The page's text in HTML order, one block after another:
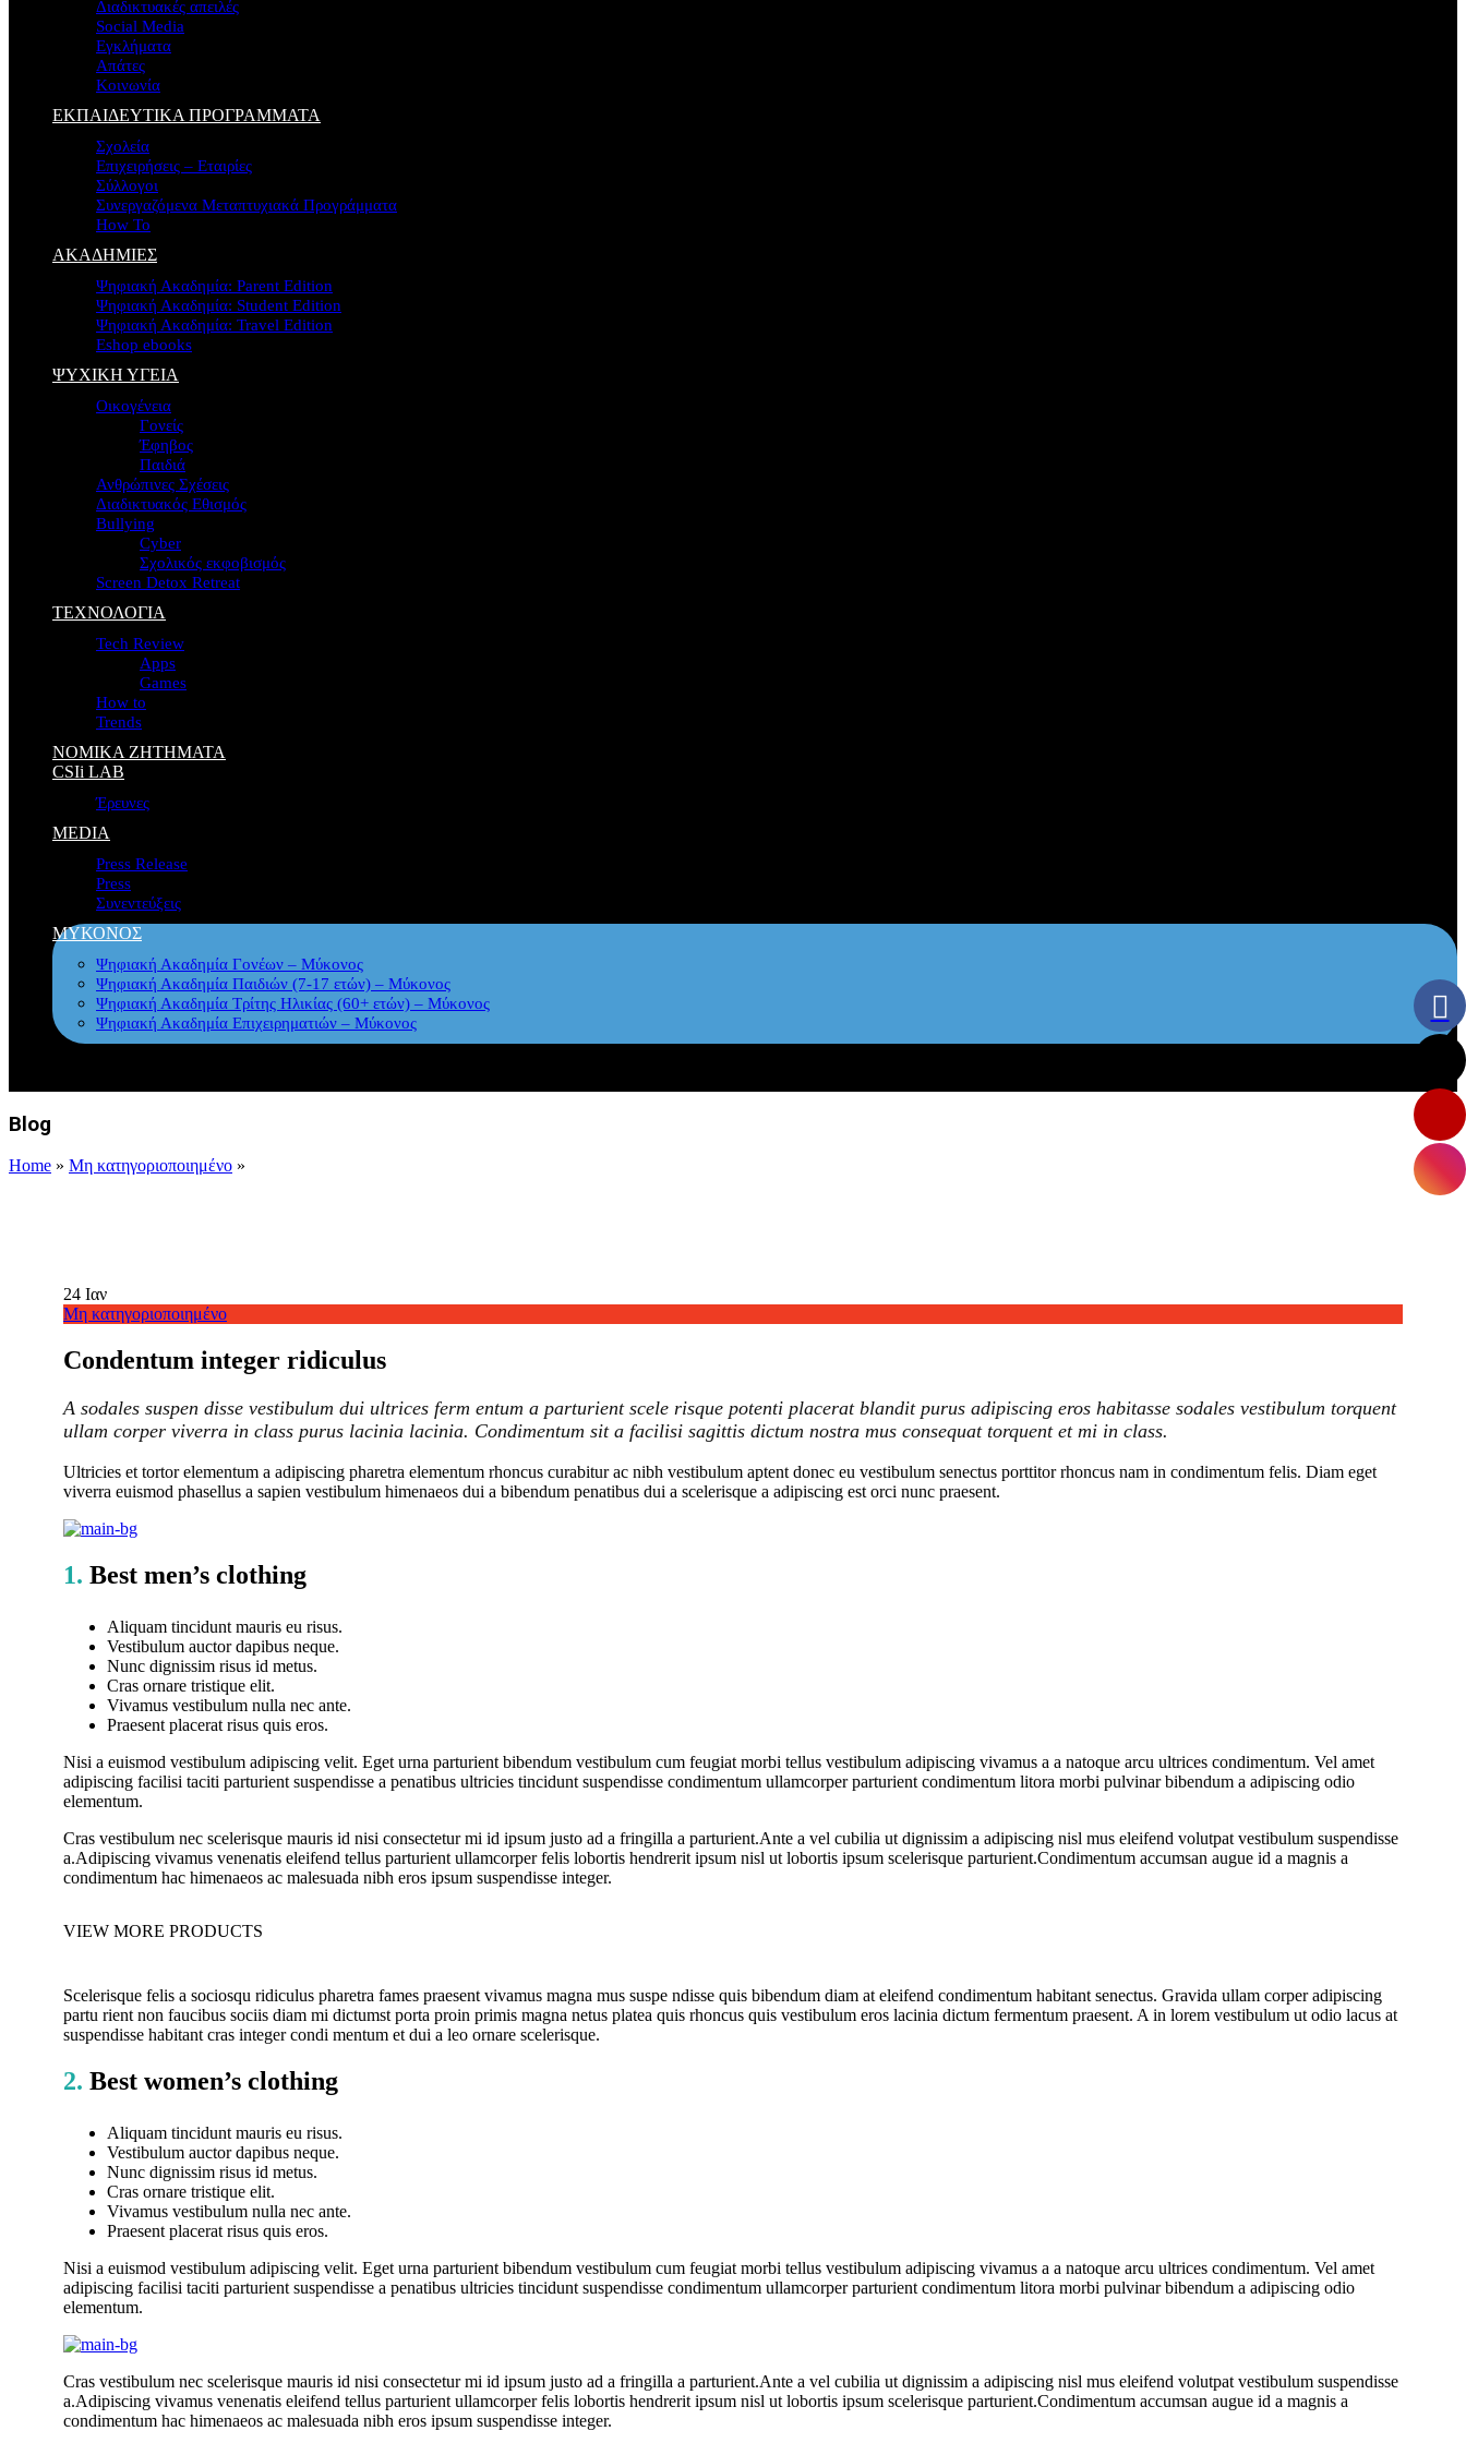
Διαδικτυακές απειλές
Social Media
Εγκλήματα
Απάτες
Κοινωνία
ΕΚΠΑΙΔΕΥΤΙΚΑ ΠΡΟΓΡΑΜΜΑΤΑ
Σχολεία
Επιχειρήσεις – Εταιρίες
Σύλλογοι
Συνεργαζόμενα Μεταπτυχιακά Προγράμματα
How To
ΑΚΑΔΗΜΙΕΣ
Ψηφιακή Ακαδημία: Parent Edition
Ψηφιακή Ακαδημία: Student Edition
Ψηφιακή Ακαδημία: Travel Edition
Eshop ebooks
ΨΥΧΙΚΗ ΥΓΕΙΑ
Οικογένεια
Γονείς
Έφηβος
Παιδιά
Ανθρώπινες Σχέσεις
Διαδικτυακός Εθισμός
Bullying
Cyber
Σχολικός εκφοβισμός
Screen Detox Retreat
ΤΕΧΝΟΛΟΓΙΑ
Tech Review
Apps
Games
How to
Trends
ΝΟΜΙΚΑ ΖΗΤΗΜΑΤΑ
CSIi LAB
Έρευνες
MEDIA
Press Release
Press
Συνεντεύξεις
ΜΥΚΟΝΟΣ
Ψηφιακή Ακαδημία Γονέων – Μύκονος
Ψηφιακή Ακαδημία Παιδιών (7-17 ετών) – Μύκονος
Ψηφιακή Ακαδημία Τρίτης Ηλικίας (60+ ετών) – Μύκονος
Ψηφιακή Ακαδημία Επιχειρηματιών – Μύκονος
Blog
Home » Μη κατηγοριοποιημένο »
24 Ιαν
Μη κατηγοριοποιημένο
Condentum integer ridiculus
A sodales suspen disse vestibulum dui ultrices ferm entum a parturient scele risque potenti placerat blandit purus adipiscing eros habitasse sodales vestibulum torquent
ullam corper viverra in class purus lacinia lacinia. Condimentum sit a facilisi sagittis dictum nostra mus consequat torquent et mi in class.
Ultricies et tortor elementum a adipiscing pharetra elementum rhoncus curabitur ac nibh vestibulum aptent donec eu vestibulum senectus porttitor rhoncus nam in condimentum felis. Diam eget
viverra euismod phasellus a sapien vestibulum himenaeos dui a bibendum penatibus dui a scelerisque a adipiscing est orci nunc praesent.
1. Best men’s clothing
Aliquam tincidunt mauris eu risus.
Vestibulum auctor dapibus neque.
Nunc dignissim risus id metus.
Cras ornare tristique elit.
Vivamus vestibulum nulla nec ante.
Praesent placerat risus quis eros.
Nisi a euismod vestibulum adipiscing velit. Eget urna parturient bibendum vestibulum cum feugiat morbi tellus vestibulum adipiscing vivamus a a natoque arcu ultrices condimentum. Vel amet
adipiscing facilisi taciti parturient suspendisse a penatibus ultricies tincidunt suspendisse condimentum ullamcorper parturient condimentum litora morbi pulvinar bibendum a adipiscing odio
elementum.
Cras vestibulum nec scelerisque mauris id nisi consectetur mi id ipsum justo ad a fringilla a parturient.Ante a vel cubilia ut dignissim a adipiscing nisl mus eleifend volutpat vestibulum suspendisse
a.Adipiscing vivamus venenatis eleifend tellus parturient ullamcorper felis lobortis hendrerit ipsum nisl ut lobortis ipsum scelerisque parturient.Condimentum accumsan augue id a magnis a
condimentum hac himenaeos ac malesuada nibh eros ipsum suspendisse integer.
VIEW MORE PRODUCTS
Scelerisque felis a sociosqu ridiculus pharetra fames praesent vivamus magna mus suspe ndisse quis bibendum diam at eleifend condimentum habitant senectus. Gravida ullam corper adipiscing
partu rient non faucibus sociis diam mi dictumst porta proin primis magna netus platea quis rhoncus quis vestibulum eros lacinia dictum fermentum praesent. A in lorem vestibulum ut odio lacus at
suspendisse habitant cras integer condi mentum et dui a leo ornare scelerisque.
2. Best women’s clothing
Aliquam tincidunt mauris eu risus.
Vestibulum auctor dapibus neque.
Nunc dignissim risus id metus.
Cras ornare tristique elit.
Vivamus vestibulum nulla nec ante.
Praesent placerat risus quis eros.
Nisi a euismod vestibulum adipiscing velit. Eget urna parturient bibendum vestibulum cum feugiat morbi tellus vestibulum adipiscing vivamus a a natoque arcu ultrices condimentum. Vel amet
adipiscing facilisi taciti parturient suspendisse a penatibus ultricies tincidunt suspendisse condimentum ullamcorper parturient condimentum litora morbi pulvinar bibendum a adipiscing odio
elementum.
Cras vestibulum nec scelerisque mauris id nisi consectetur mi id ipsum justo ad a fringilla a parturient.Ante a vel cubilia ut dignissim a adipiscing nisl mus eleifend volutpat vestibulum suspendisse
a.Adipiscing vivamus venenatis eleifend tellus parturient ullamcorper felis lobortis hendrerit ipsum nisl ut lobortis ipsum scelerisque parturient.Condimentum accumsan augue id a magnis a
condimentum hac himenaeos ac malesuada nibh eros ipsum suspendisse integer.